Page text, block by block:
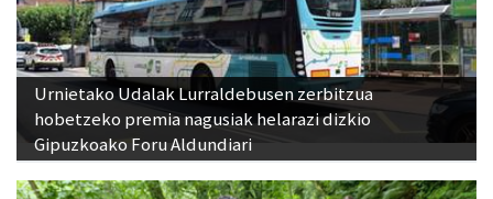
Urnietako Udalak Lurraldebusen zerbitzua
hobetzeko premia nagusiak helarazi dizkio
Gipuzkoako Foru Aldundiari